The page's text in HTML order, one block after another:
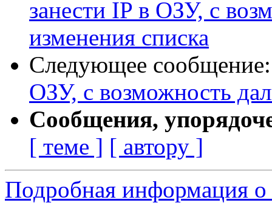
занести IP в ОЗУ, с
изменения списка
Следующее
ОЗУ, с возможность
Сообщения,
[ теме ] [ автору ]
Подробная информация